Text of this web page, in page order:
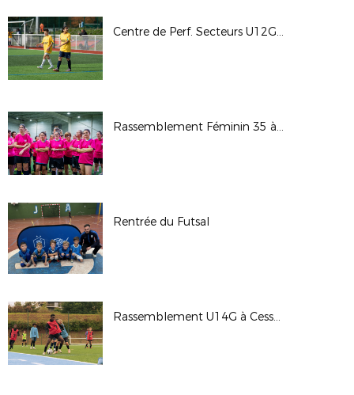
Centre de Perf. Secteurs U12G U13F à Romillé (24/10/2025)
Rassemblement Féminin 35 à Cap Malo (19/10/2025)
Rentrée du Futsal
Rassemblement U14G à Cesson-Sévigné (10/09/2025)